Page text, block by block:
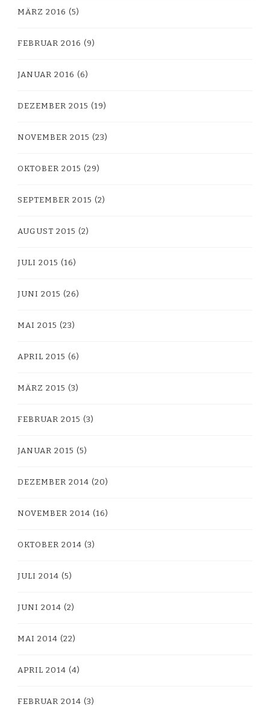
MÄRZ 2016 (5)
FEBRUAR 2016 (9)
JANUAR 2016 (6)
DEZEMBER 2015 (19)
NOVEMBER 2015 (23)
OKTOBER 2015 (29)
SEPTEMBER 2015 (2)
AUGUST 2015 (2)
JULI 2015 (16)
JUNI 2015 (26)
MAI 2015 (23)
APRIL 2015 (6)
MÄRZ 2015 (3)
FEBRUAR 2015 (3)
JANUAR 2015 (5)
DEZEMBER 2014 (20)
NOVEMBER 2014 (16)
OKTOBER 2014 (3)
JULI 2014 (5)
JUNI 2014 (2)
MAI 2014 (22)
APRIL 2014 (4)
FEBRUAR 2014 (3)